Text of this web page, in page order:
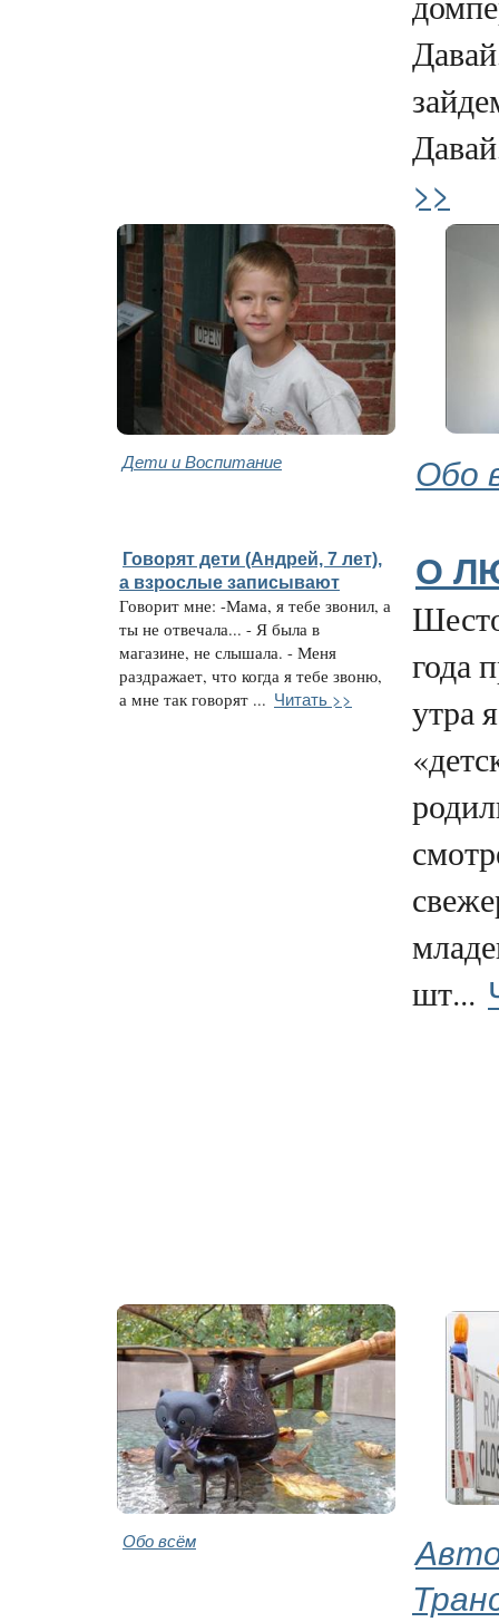
>>
Дети и Воспитание Обо
Говорят дети (Андрей, 7 лет),
а взрослые записывают
Говорит мне: -Мама, я тебе звонил, а
ты не отвечала... - Я была в
магазине, не слышала. - Меня
раздражает, что когда я тебе звоню,
а мне так говорят ... Читать >>
О
года
утра
шт...
Обо всём